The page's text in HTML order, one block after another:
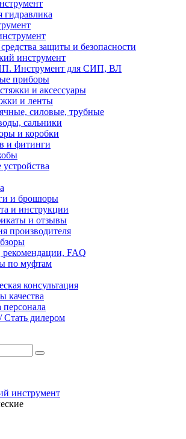
гидравлика
защиты и безопасности
инструмент
Инструмент для СИП, ВЛ
приборы
и аксессуары
и ленты
силовые, трубные
сальники
и коробки
и фитинги
и брошюры
и инструкции
и отзывы
производителя
рекомендации, FAQ
по муфтам
консультация
качества
Стать дилером
инструмент